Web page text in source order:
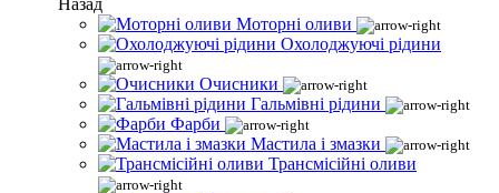
Назад
Моторні оливи
Охолоджуючі рідини
Очисники
Гальмівні рідини
Фарби
Мастила і змазки
Трансмісійні оливи